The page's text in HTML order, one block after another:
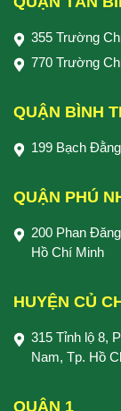
355 Trường
770 Trường
QUẬN BÌNH
199 Bạch
QUẬN PHÚ
200 Phan
Hồ Chí Minh
HUYỆN CỦ
315 Tỉnh lộ 8,
Nam, Tp. Hồ
QUẬN 1